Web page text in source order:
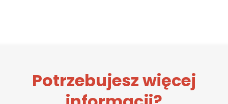
Potrzebujesz więcej